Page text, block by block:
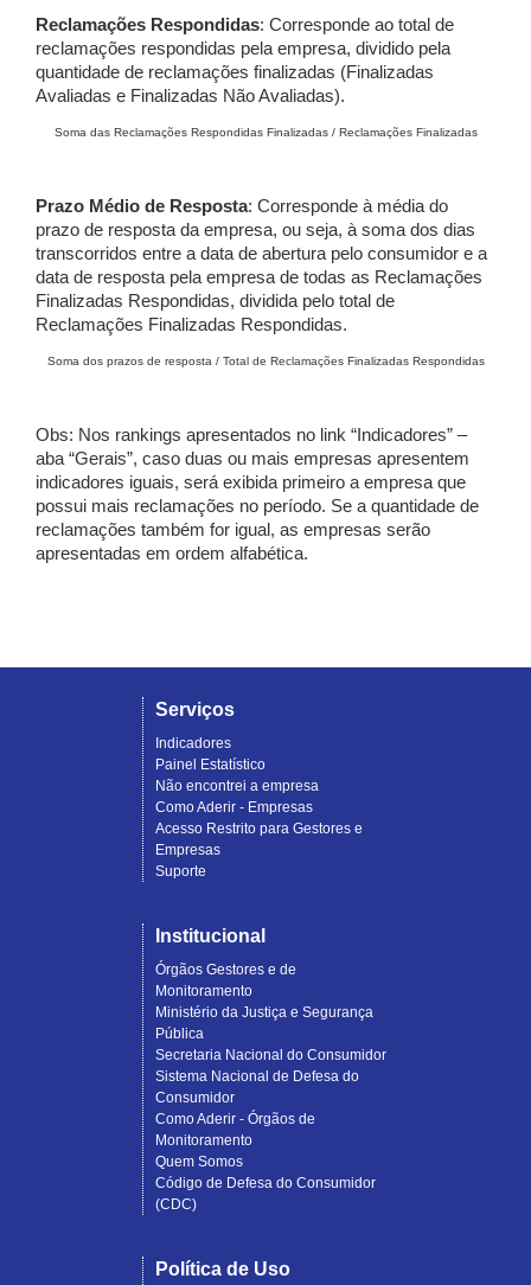
Reclamações Respondidas: Corresponde ao total de
reclamações respondidas pela empresa, dividido pela
quantidade de reclamações finalizadas (Finalizadas
Avaliadas e Finalizadas Não Avaliadas).
Soma das Reclamações Respondidas Finalizadas / Reclamações Finalizadas
Prazo Médio de Resposta: Corresponde à média do
prazo de resposta da empresa, ou seja, à soma dos dias
transcorridos entre a data de abertura pelo consumidor e a
data de resposta pela empresa de todas as Reclamações
Finalizadas Respondidas, dividida pelo total de
Reclamações Finalizadas Respondidas.
Soma dos prazos de resposta / Total de Reclamações Finalizadas Respondidas
Obs: Nos rankings apresentados no link “Indicadores” –
aba “Gerais”, caso duas ou mais empresas apresentem
indicadores iguais, será exibida primeiro a empresa que
possui mais reclamações no período. Se a quantidade de
reclamações também for igual, as empresas serão
apresentadas em ordem alfabética.
Serviços
Indicadores
Painel Estatístico
Não encontrei a empresa
Como Aderir - Empresas
Acesso Restrito para Gestores e
Empresas
Suporte
Institucional
Órgãos Gestores e de
Monitoramento
Ministério da Justiça e Segurança
Pública
Secretaria Nacional do Consumidor
Sistema Nacional de Defesa do
Consumidor
Como Aderir - Órgãos de
Monitoramento
Quem Somos
Código de Defesa do Consumidor
(CDC)
Política de Uso